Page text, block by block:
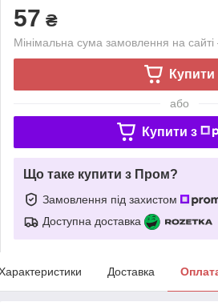
57 ₴
Мінімальна сума замовлення на
Купити
або
Купити з
Що таке купити з Пром?
Замовлення під захистом
Доступна доставка
Доставка